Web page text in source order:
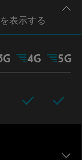
を表示する